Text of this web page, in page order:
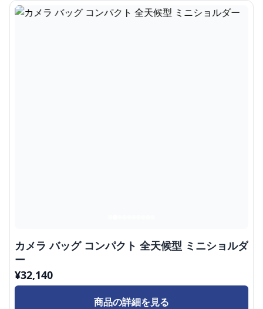
カメラ バッグ コンパクト 全天候型 ミニショルダ
ー
¥32,140
商品の詳細を見る